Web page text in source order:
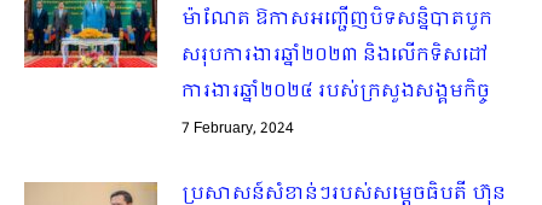
ម៉ាណែត ឱកាសអញ្ជើញបិទសន្និបាតបូក
សរុបការងារឆ្នាំ២០២៣ និងលើកទិសដៅ
ការងារឆ្នាំ២០២៤ របស់ក្រសួងសង្គមកិច្ច
7 February, 2024
ប្រសាសន៍សំខាន់ៗរបស់សម្តេចធិបតី ហ៊ុន